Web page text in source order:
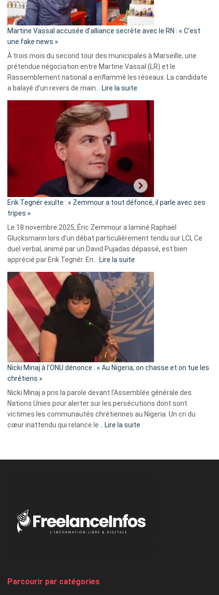
Algérie
Martine Vassal accusée d’alliance secrète avec le RN : « C’est
une fake news »
À trois mois du second tour des municipales à Marseille, une
prétendue négociation entre Martine Vassal (LR) et le
Rassemblement national a enflammé les réseaux. La candidate
a balayé d’un revers de main…
Lire la suite
d’alliance
secrète
«
C’est
fake
news
»
Erik Tegnér exulte : « Zemmour a tout défoncé, il parle avec ses
tripes »
Le 18 novembre 2025, Éric Zemmour a laminé Raphaël
Glucksmann lors d’un débat particulièrement tendu sur LCI, Ce
duel verbal, animé par un David Pujadas dépassé, est bien
apprécié par Erik Tegnér. En…
Lire la suite
Tegnér
exulte
« Zemmour
a
tout
parle
ses
tripes »
Nicki Minaj à l’ONU dénonce : « Au Nigeria, on chasse et on tue les
chrétiens »
Nicki Minaj a pris la parole devant l’Assemblée générale des
Nations Unies pour alerter sur les persécutions dont sont
victimes les communautés chrétiennes au Nigeria. Un cri du
cœur inattendu qui relance le…
Lire la suite
Nigeria,
Parcourir par catégories